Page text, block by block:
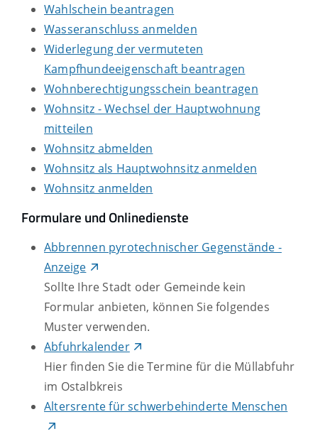
Wahlschein beantragen
Wasseranschluss anmelden
Widerlegung der vermuteten
Kampfhundeeigenschaft beantragen
Wohnberechtigungsschein beantragen
Wohnsitz - Wechsel der Hauptwohnung
mitteilen
Wohnsitz abmelden
Wohnsitz als Hauptwohnsitz anmelden
Wohnsitz anmelden
Formulare und Onlinedienste
Abbrennen pyrotechnischer Gegenstände -
Anzeige
Sollte Ihre Stadt oder Gemeinde kein
Formular anbieten, können Sie folgendes
Muster verwenden.
Abfuhrkalender
Hier finden Sie die Termine für die Müllabfuhr
im Ostalbkreis
Altersrente für schwerbehinderte Menschen